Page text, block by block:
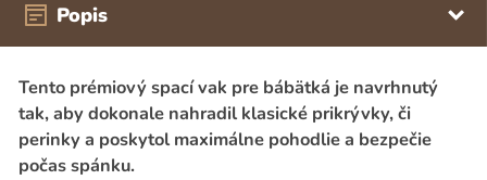
Popis
Tento prémiový spací vak pre bábätká je navrhnutý
tak, aby dokonale nahradil klasické prikrývky, či
perinky a poskytol maximálne pohodlie a bezpečie
počas spánku.